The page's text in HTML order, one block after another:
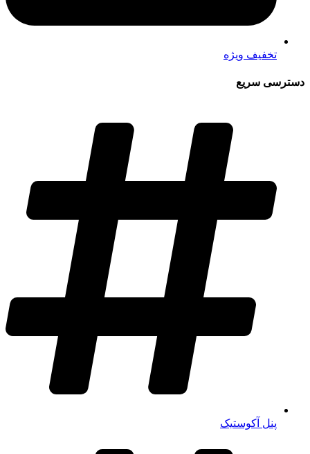
تخفیف ویژه
دسترسی سریع
پنل آکوستیک